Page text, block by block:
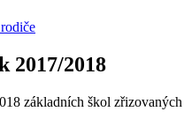
2017/2018
základních škol